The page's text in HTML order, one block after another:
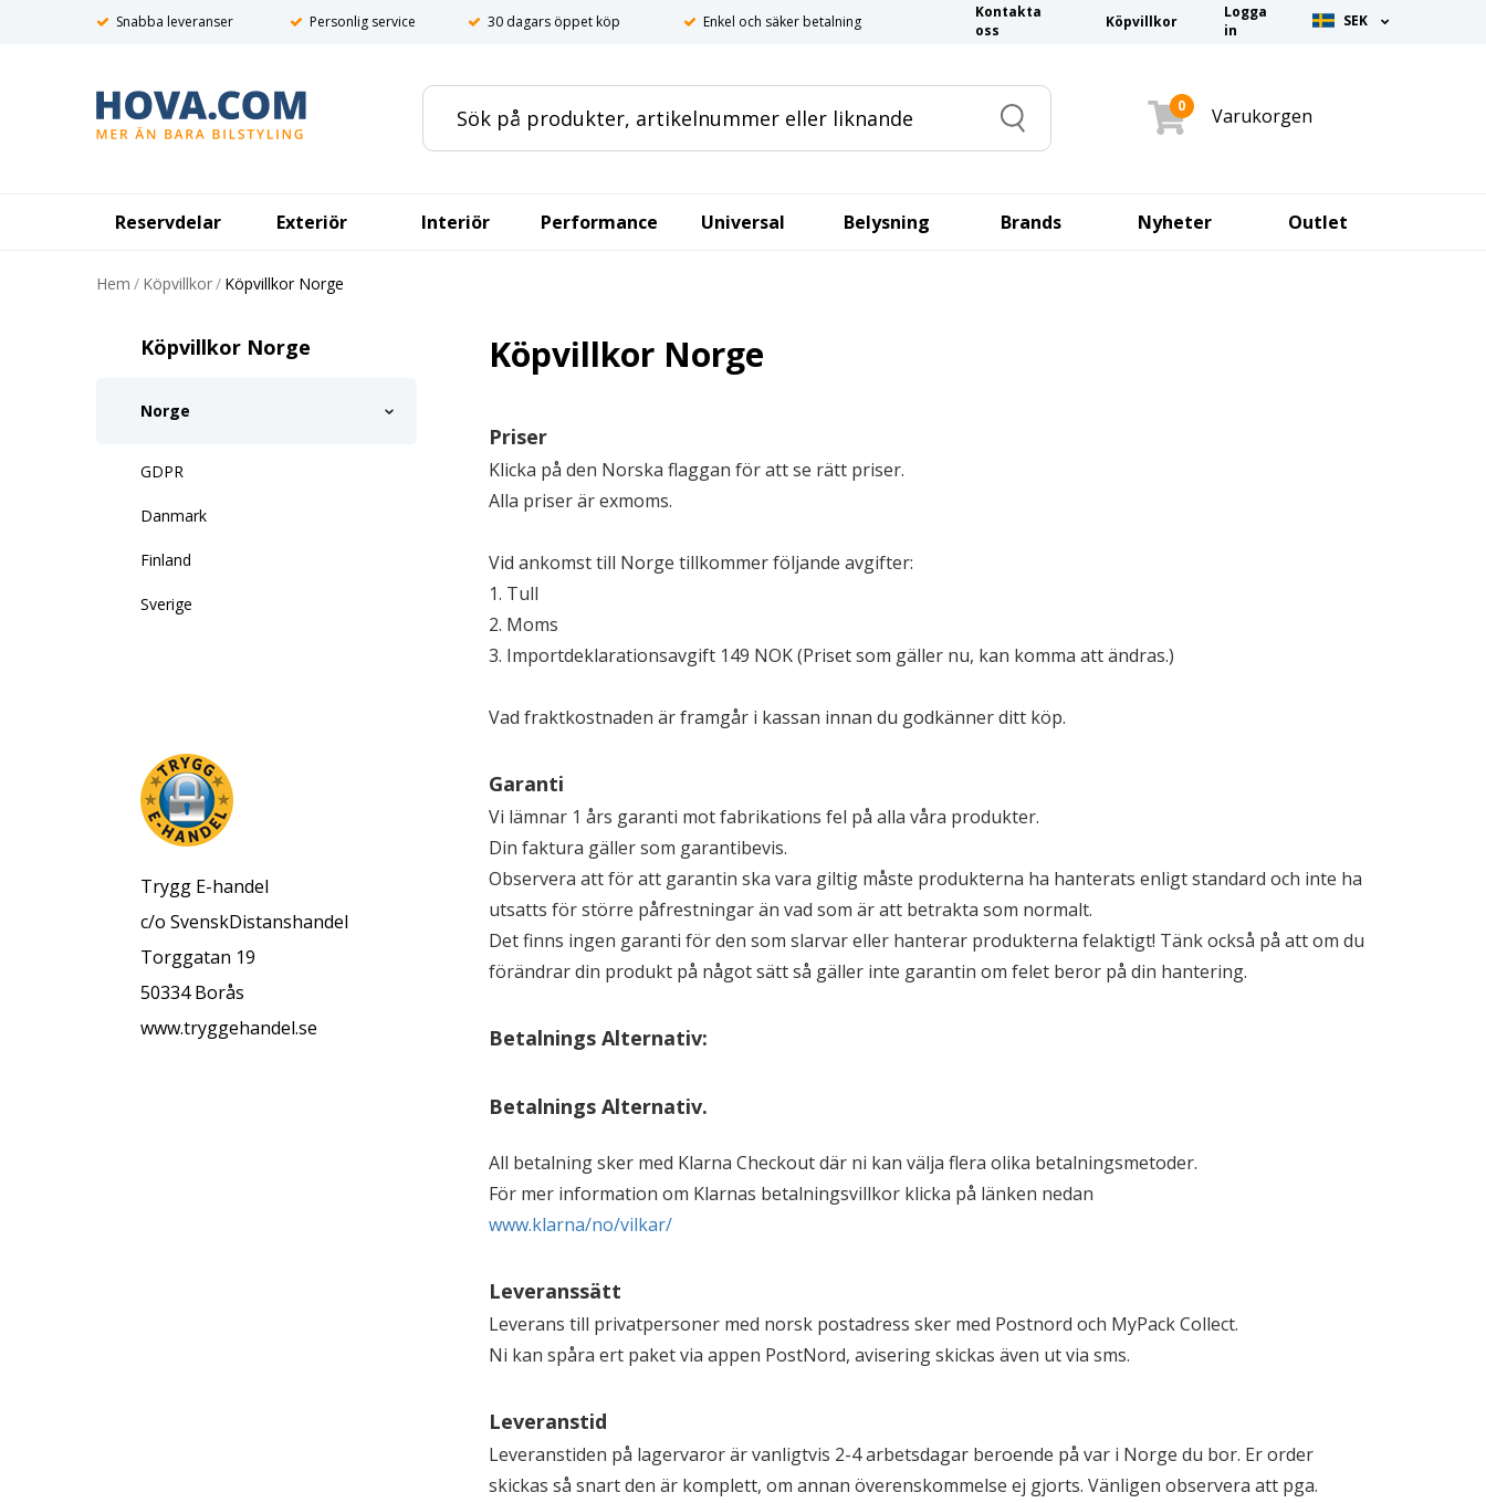
Snabba leveranser Personlig service 30 dagars öppet köp Enkel och säker betalning
Kontakta
oss
Köpvillkor
Logga
in
SEK
Search
0 Varukorgen
Reservdelar Exteriör Interiör Performance Universal Belysning Brands Nyheter Outlet
Hem / Köpvillkor/ Köpvillkor Norge
Köpvillkor Norge
Norge
GDPR
Danmark
Finland
Sverige
Trygg E-handel
c/o SvenskDistanshandel
Torggatan 19
50334 Borås
www.tryggehandel.se
Köpvillkor Norge
Priser
Klicka på den Norska flaggan för att se rätt priser.
Alla priser är exmoms.
Vid ankomst till Norge tillkommer följande avgifter:
1. Tull
2. Moms
3. Importdeklarationsavgift 149 NOK (Priset som gäller nu, kan komma att ändras.)
Vad fraktkostnaden är framgår i kassan innan du godkänner ditt köp.
Garanti
Vi lämnar 1 års garanti mot fabrikations fel på alla våra produkter.
Din faktura gäller som garantibevis.
Observera att för att garantin ska vara giltig måste produkterna ha hanterats enligt standard och inte ha
utsatts för större påfrestningar än vad som är att betrakta som normalt.
Det finns ingen garanti för den som slarvar eller hanterar produkterna felaktigt! Tänk också på att om du
förändrar din produkt på något sätt så gäller inte garantin om felet beror på din hantering.
Betalnings Alternativ:
Betalnings Alternativ.
All betalning sker med Klarna Checkout där ni kan välja flera olika betalningsmetoder.
För mer information om Klarnas betalningsvillkor klicka på länken nedan
www.klarna/no/vilkar/
Leveranssätt
Leverans till privatpersoner med norsk postadress sker med Postnord och MyPack Collect.
Ni kan spåra ert paket via appen PostNord, avisering skickas även ut via sms.
Leveranstid
Leveranstiden på lagervaror är vanligtvis 2-4 arbetsdagar beroende på var i Norge du bor. Er order
skickas så snart den är komplett, om annan överenskommelse ej gjorts. Vänligen observera att pga.